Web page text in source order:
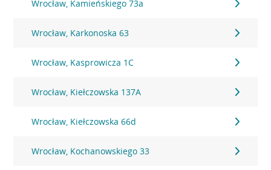
Wrocław, Kamieńskiego 73a
Wrocław, Karkonoska 63
Wrocław, Kasprowicza 1C
Wrocław, Kiełczowska 137A
Wrocław, Kiełczowska 66d
Wrocław, Kochanowskiego 33